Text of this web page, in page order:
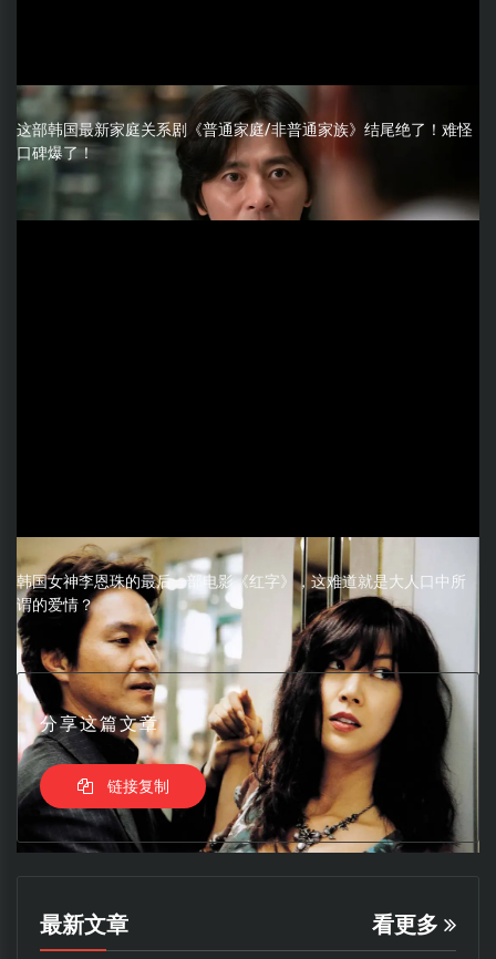
这部韩国最新家庭关系剧《普通家庭/非普通家族》结尾绝了！难怪
口碑爆了！
韩国女神李恩珠的最后一部电影《红字》，这难道就是大人口中所
谓的爱情？
分享这篇文章
链接复制
最新文章 看更多